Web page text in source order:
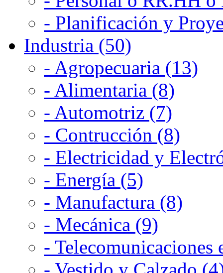
- Planificación y
Industria (50)
- Agropecuaria (13)
- Alimentaria (8)
- Automotriz (7)
- Contrucción (8)
- Electricidad y
- Energía (5)
- Manufactura (8)
- Mecánica (9)
-